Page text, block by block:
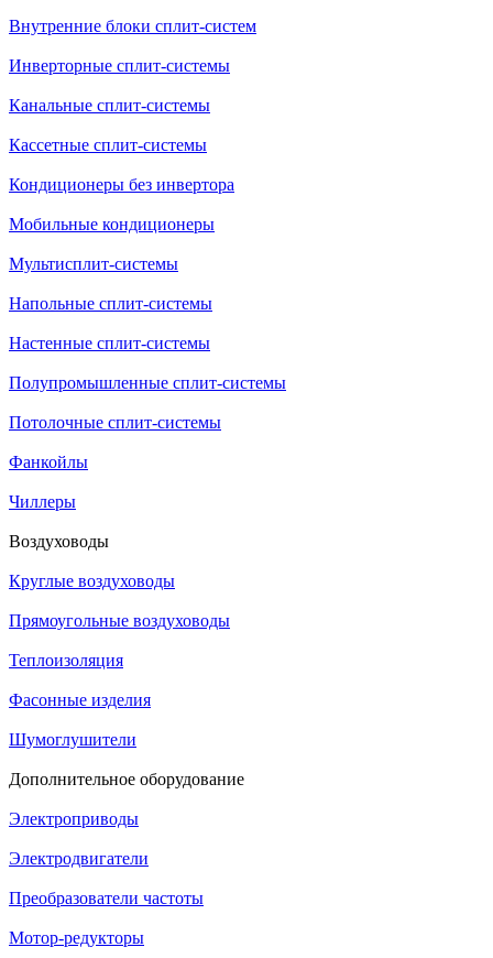
Внутренние блоки сплит-систем
Инверторные сплит-системы
Канальные сплит-системы
Кассетные сплит-системы
Кондиционеры без инвертора
Мобильные кондиционеры
Мультисплит-системы
Напольные сплит-системы
Настенные сплит-системы
Полупромышленные сплит-системы
Потолочные сплит-системы
Фанкойлы
Чиллеры
Воздуховоды
Круглые воздуховоды
Прямоугольные воздуховоды
Теплоизоляция
Фасонные изделия
Шумоглушители
Дополнительное оборудование
Электроприводы
Электродвигатели
Преобразователи частоты
Мотор-редукторы